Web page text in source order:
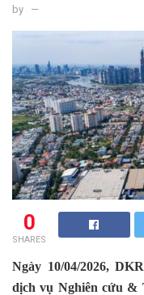
by
0
SHARES
Ngày 10/04/2026,
dịch vụ Nghiên cứu &